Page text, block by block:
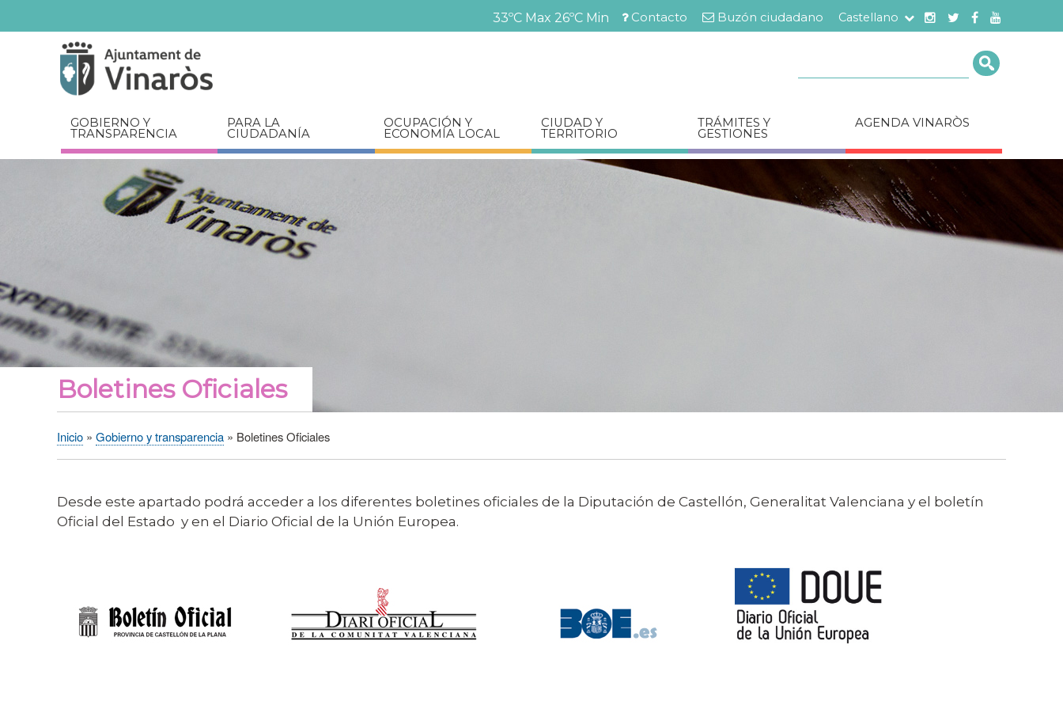
Pasar
al
relacionados
Menú
Contacto Buzón ciudadano Castellano
33ºC Max 26ºC Min
GOBIERNO Y
TRANSPARENCIA
PARA LA
CIUDADANÍA
OCUPACIÓN Y
ECONOMÍA LOCAL
CIUDAD Y
TERRITORIO
TRÁMITES Y
GESTIONES
AGENDA VINARÒS
Boletines Oficiales
Sobrescribir
ayuda
a
Inicio Gobierno y transparencia Boletines Oficiales
Desde este apartado podrá acceder a los diferentes boletines oficiales de la Diputación de Castellón, Generalitat Valenciana y el boletín
Oficial del Estado y en el Diario Oficial de la Unión Europea.